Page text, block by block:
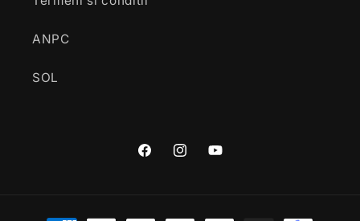
ANPC
SOL
FacebookInstagramYouTube